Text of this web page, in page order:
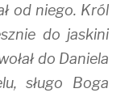
od niego. Król
do jaskini
do Daniela
sługo Boga